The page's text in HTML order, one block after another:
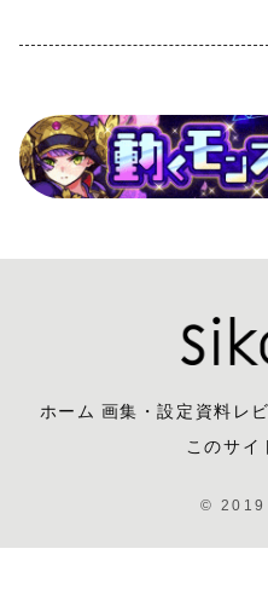
ホーム 画集・設定資料レ
このサイ
©